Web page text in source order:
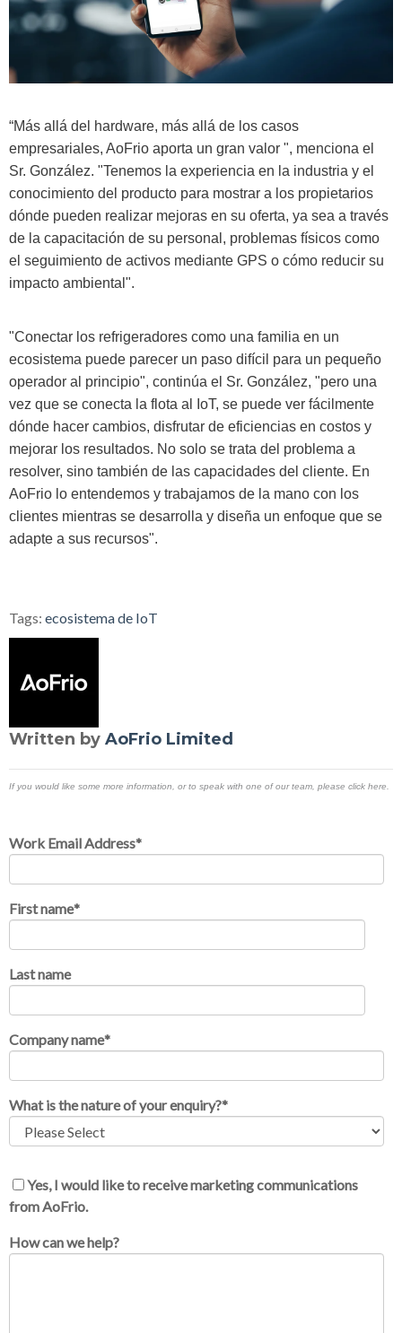
“Más allá del hardware, más allá de los casos
empresariales, AoFrio aporta un gran valor ", menciona el
Sr. González. "Tenemos la experiencia en la industria y el
conocimiento del producto para mostrar a los propietarios
dónde pueden realizar mejoras en su oferta, ya sea a través
de la capacitación de su personal, problemas físicos como
el seguimiento de activos mediante GPS o cómo reducir su
impacto ambiental".
"Conectar los refrigeradores como una familia en un
ecosistema puede parecer un paso difícil para un pequeño
operador al principio", continúa el Sr. González, "pero una
vez que se conecta la flota al IoT, se puede ver fácilmente
dónde hacer cambios, disfrutar de eficiencias en costos y
mejorar los resultados. No solo se trata del problema a
resolver, sino también de las capacidades del cliente. En
AoFrio lo entendemos y trabajamos de la mano con los
clientes mientras se desarrolla y diseña un enfoque que se
adapte a sus recursos".
Tags: ecosistema de IoT
Written by AoFrio Limited
If you would like some more information, or to speak with one of our team, please click here.
Work Email Address*
First name*
Last name
Company name*
What is the nature of your enquiry?*
Yes, I would like to receive marketing communications
from AoFrio.
How can we help?